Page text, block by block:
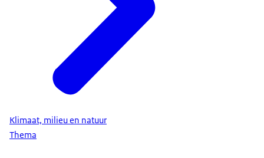
Klimaat, milieu en natuur
Thema